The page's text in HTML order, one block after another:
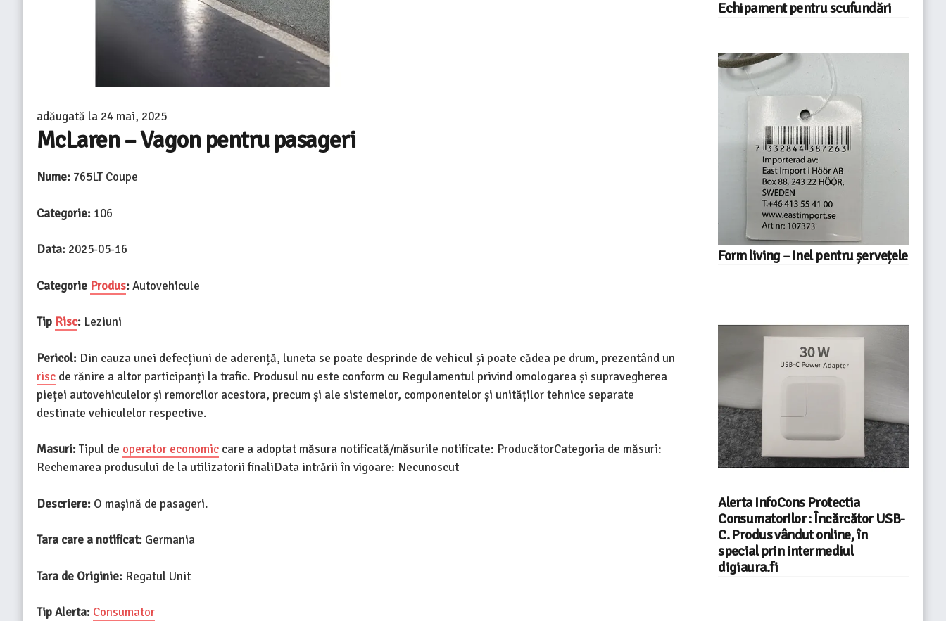
adăugată la 24 mai, 2025
McLaren – Vagon pentru pasageri
Nume: 765LT Coupe
Categorie: 106
Data: 2025-05-16
Categorie Produs:Autovehicule
Tip Risc: Leziuni
Pericol: Din cauza unei defecțiuni de aderență, luneta se poate desprinde de vehicul și poate cădea pe drum, prezentând un
risc de rănire a altor participanți la trafic. Produsul nu este conform cu Regulamentul privind omologarea și supravegherea
pieței autovehiculelor și remorcilor acestora, precum și ale sistemelor, componentelor și unităților tehnice separate
destinate vehiculelor respective.
Masuri:Tipul de operator economic care a adoptat măsura notificată/măsurile notificate: ProducătorCategoria de măsuri:
Rechemarea produsului de la utilizatorii finaliData intrării în vigoare: Necunoscut
Descriere: O mașină de pasageri.
Tara care a notificat: Germania
Tara de Originie: Regatul Unit
Tip Alerta: Consumator
Echipament pentru scufundări
Form living – Inel pentru șervețele
Alerta InfoCons Protectia
Consumatorilor : Încărcător USB-
C. Produs vândut online, în
special prin intermediul
digiaura.fi